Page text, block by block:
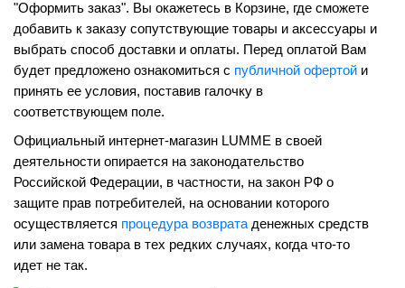
"Оформить заказ". Вы окажетесь в Корзине, где сможете
добавить к заказу сопутствующие товары и аксессуары и
выбрать способ доставки и оплаты. Перед оплатой Вам
будет предложено ознакомиться с публичной офертой и
принять ее условия, поставив галочку в
соответствующем поле.
Официальный интернет-магазин LUMME в своей
деятельности опирается на законодательство
Российской Федерации, в частности, на закон РФ о
защите прав потребителей, на основании которого
осуществляется процедура возвратаденежных средств
или замена товара в тех редких случаях, когда что-то
идет не так.